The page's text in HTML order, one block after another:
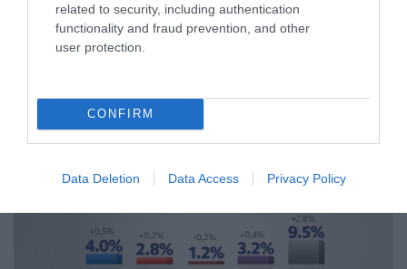
related to security, including authentication
functionality and fraud prevention, and other
user protection.
CONFIRM
Data Deletion Data Access Privacy Policy